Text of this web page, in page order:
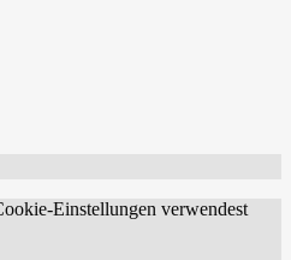
Einstellungen verwendest